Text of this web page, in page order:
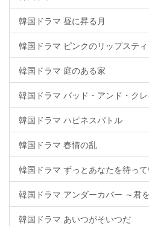
韓国ドラマ 昼に昇る月
韓国ドラマ ピンクのリップスティ
韓国ドラマ 庭のある家
韓国ドラマ バッド・アンド・ク
韓国ドラマ ハピネスバトル
韓国ドラマ 春情の乱
韓国ドラマ ずっとあなたを待っ
韓国ドラマ アンダーカバー ～君
韓国ドラマ あいつがそいつだ